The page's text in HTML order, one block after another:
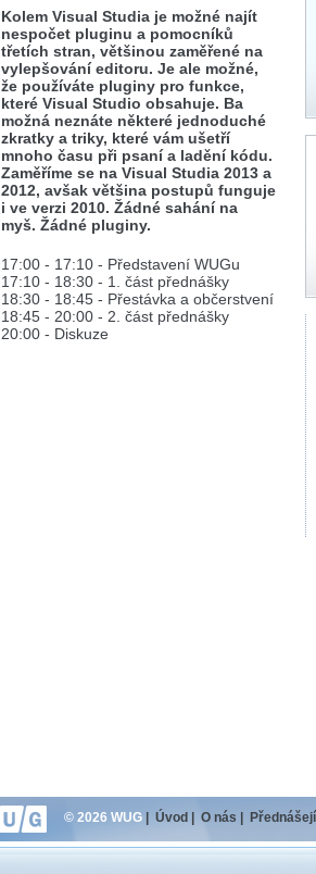
Kolem Visual Studia je možné najít
nespočet pluginu a pomocníků
třetích stran, většinou zaměřené na
vylepšování editoru. Je ale možné,
že používáte pluginy pro funkce,
které Visual Studio obsahuje. Ba
možná neznáte některé jednoduché
zkratky a triky, které vám ušetří
mnoho času při psaní a ladění kódu.
Zaměříme se na Visual Studia 2013 a
2012, avšak většina postupů funguje
i ve verzi 2010. Žádné sahání na
myš. Žádné pluginy.
17:00 - 17:10 - Představení WUGu
17:10 - 18:30 - 1. část přednášky
18:30 - 18:45 - Přestávka a občerstvení
18:45 - 20:00 - 2. část přednášky
20:00 - Diskuze
© 2026 WUG Úvod O nás